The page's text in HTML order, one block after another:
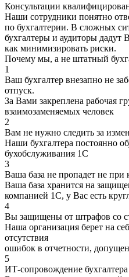
Консультации
Наши сотрудники понятно
по бухгалтерии. В сложных
бухгалтеры и аудиторы дадут
как минимизировать риски.
Почему мы, а не штатный
1
Ваш бухгалтер внезапно не
отпуск.
За Вами закреплена рабочая
взаимозаменяемых человек
2
Вам не нужно следить за
Наши бухгалтера постоянно
бухобслуживания 1С
3
Ваша база не пропадет не при
Ваша база хранится на
компанией 1С, у Вас есть
4
Вы защищены от штрафов со
Наша организация берет на
отсутствия
ошибок в отчетности,
5
ИТ-сопровождение